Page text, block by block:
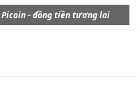
Picoin - đồng tiền tương lai